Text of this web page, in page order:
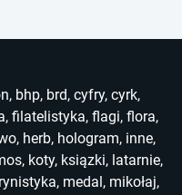
, bhp, brd, cyfry, cyrk,
, filatelistyka, flagi, flora,
, herb, hologram, inne,
, koty, ksiązki, latarnie,
, medal , mikołaj,